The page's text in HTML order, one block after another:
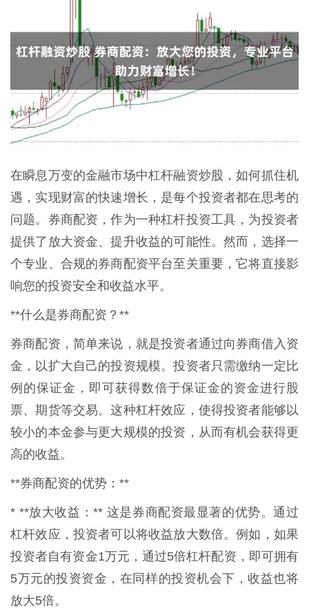
在瞬息万变的金融市场中杠杆融资炒股，如何抓住机
遇，实现财富的快速增长，是每个投资者都在思考的
问题。券商配资，作为一种杠杆投资工具，为投资者
提供了放大资金、提升收益的可能性。然而，选择一
个专业、合规的券商配资平台至关重要，它将直接影
响您的投资安全和收益水平。
**什么是券商配资？**
券商配资，简单来说，就是投资者通过向券商借入资
金，以扩大自己的投资规模。投资者只需缴纳一定比
例的保证金，即可获得数倍于保证金的资金进行股
票、期货等交易。这种杠杆效应，使得投资者能够以
较小的本金参与更大规模的投资，从而有机会获得更
高的收益。
**券商配资的优势：**
* **放大收益：** 这是券商配资最显著的优势。通过
杠杆效应，投资者可以将收益放大数倍。例如，如果
投资者自有资金1万元，通过5倍杠杆配资，即可拥有
5万元的投资资金，在同样的投资机会下，收益也将
放大5倍。